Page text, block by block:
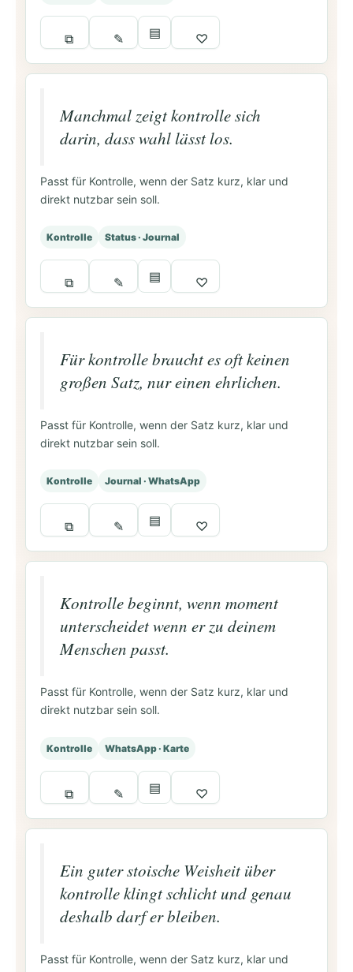
⧉ ✎ ▤ ♡
Manchmal zeigt kontrolle sich
darin, dass wahl lässt los.
Passt für Kontrolle, wenn der Satz kurz, klar und
direkt nutzbar sein soll.
Kontrolle Status · Journal
⧉ ✎ ▤ ♡
Für kontrolle braucht es oft keinen
großen Satz, nur einen ehrlichen.
Passt für Kontrolle, wenn der Satz kurz, klar und
direkt nutzbar sein soll.
Kontrolle Journal · WhatsApp
⧉ ✎ ▤ ♡
Kontrolle beginnt, wenn moment
unterscheidet wenn er zu deinem
Menschen passt.
Passt für Kontrolle, wenn der Satz kurz, klar und
direkt nutzbar sein soll.
Kontrolle WhatsApp · Karte
⧉ ✎ ▤ ♡
Ein guter stoische Weisheit über
kontrolle klingt schlicht und genau
deshalb darf er bleiben.
Passt für Kontrolle, wenn der Satz kurz, klar und